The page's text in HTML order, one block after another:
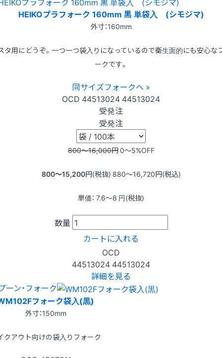
HEIKOプラフォーク 160mm 黒 単袋入 (シモジマ)
外寸：160mm
タ用にどうぞ。一つ一つ袋入りになっているので衛生面的にも安心な
ークです。
同サイズフォークへ »
OCD 44513024 44513024
受発注
受発注
800〜16,000円0〜5%OFF
800〜15,200円(税抜) 880〜16,720円(税込)
単価： 7.6〜8 円(税抜)
数量
カートに入れる
OCD
44513024 44513024
詳細を見る
ーン・フォーク
フォーク袋入(黒)
外寸：150mm
クアウト向けの袋入りフォーク